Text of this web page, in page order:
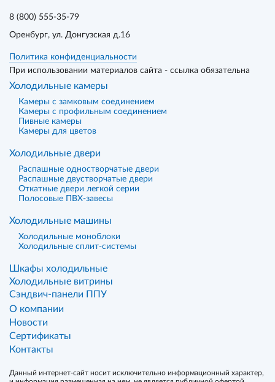
8 (800) 555-35-79
Оренбург, ул. Донгузская д.16
Политика конфиденциальности
При использовании материалов сайта - ссылка обязательна
Холодильные камеры
Камеры с замковым соединением
Камеры с профильным соединением
Пивные камеры
Камеры для цветов
Холодильные двери
Распашные одностворчатые двери
Распашные двустворчатые двери
Откатные двери легкой серии
Полосовые ПВХ-завесы
Холодильные машины
Холодильные моноблоки
Холодильные сплит-системы
Шкафы холодильные
Холодильные витрины
Сэндвич-панели ППУ
О компании
Новости
Сертификаты
Контакты
Данный интернет-сайт носит исключительно информационный характер,